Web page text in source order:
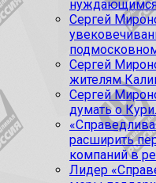
Сергей
Сергей
жителям
Сергей
думать о
расширить
компаний в
Лидер